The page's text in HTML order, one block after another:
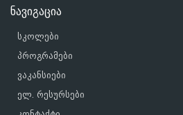
ნავიგაცია
სკოლები
პროგრამები
ვაკანსიები
ელ. რესურსები